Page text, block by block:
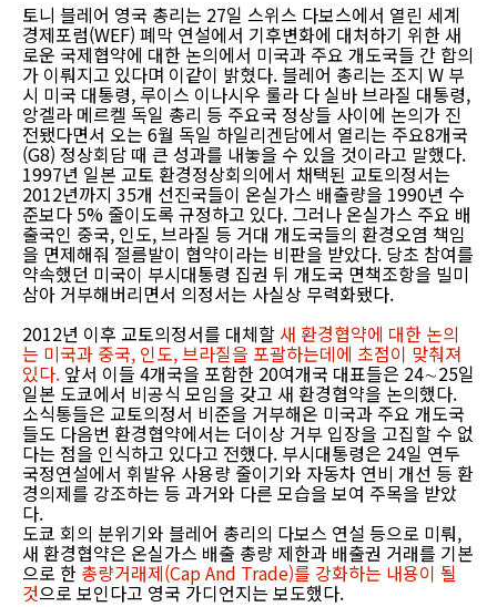
토니 블레어 영국 총리는 27일 스위스 다보스에서 열린 세계
경제포럼(WEF) 폐막 연설에서 기후변화에 대처하기 위한 새
로운 국제협약에 대한 논의에서 미국과 주요 개도국들 간 합의
가 이뤄지고 있다며 이같이 밝혔다. 블레어 총리는 조지 W 부
시 미국 대통령, 루이스 이나시우 룰라 다 실바 브라질 대통령,
앙겔라 메르켈 독일 총리 등 주요국 정상들 사이에 논의가 진
전됐다면서 오는 6월 독일 하일리겐담에서 열리는 주요8개국
(G8) 정상회담 때 큰 성과를 내놓을 수 있을 것이라고 말했다.
1997년 일본 교토 환경정상회의에서 채택된 교토의정서는
2012년까지 35개 선진국들이 온실가스 배출량을 1990년 수
준보다 5% 줄이도록 규정하고 있다. 그러나 온실가스 주요 배
출국인 중국, 인도, 브라질 등 거대 개도국들의 환경오염 책임
을 면제해줘 절름발이 협약이라는 비판을 받았다. 당초 참여를
약속했던 미국이 부시대통령 집권 뒤 개도국 면책조항을 빌미
삼아 거부해버리면서 의정서는 사실상 무력화됐다.
2012년 이후 교토의정서를 대체할새 환경협약에 대한 논의
는 미국과 중국, 인도, 브라질을 포괄하는데에 초점이 맞춰져
있다. 앞서 이들 4개국을 포함한 20여개국 대표들은 24∼25일
일본 도쿄에서 비공식 모임을 갖고 새 환경협약을 논의했다.
소식통들은 교토의정서 비준을 거부해온 미국과 주요 개도국
들도 다음번 환경협약에서는 더이상 거부 입장을 고집할 수 없
다는 점을 인식하고 있다고 전했다. 부시대통령은 24일 연두
국정연설에서 휘발유 사용량 줄이기와 자동차 연비 개선 등 환
경의제를 강조하는 등 과거와 다른 모습을 보여 주목을 받았
다.
도쿄 회의 분위기와 블레어 총리의 다보스 연설 등으로 미뤄,
새 환경협약은 온실가스 배출 총량 제한과 배출권 거래를 기본
으로 한 총량거래제(Cap And Trade)를 강화하는 내용이 될
것으로 보인다고 영국 가디언지는 보도했다.